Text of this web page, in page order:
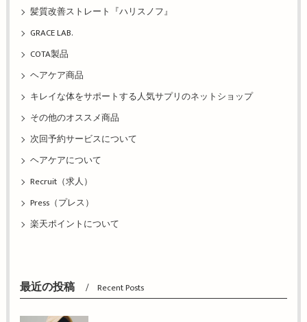
髪質改善ストレート『ハリスノフ』
GRACE LAB.
COTA製品
ヘアケア商品
キレイな体をサポートする人気サプリのネットショップ
その他のオススメ商品
次回予約サービスについて
ヘアケアについて
Recruit（求人）
Press（プレス）
楽天ポイントについて
最近の投稿 Recent Posts